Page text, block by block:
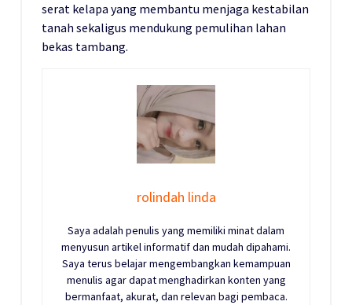
serat kelapa yang membantu menjaga kestabilan
tanah sekaligus mendukung pemulihan lahan
bekas tambang.
rolindah linda
Saya adalah penulis yang memiliki minat dalam
menyusun artikel informatif dan mudah dipahami.
Saya terus belajar mengembangkan kemampuan
menulis agar dapat menghadirkan konten yang
bermanfaat, akurat, dan relevan bagi pembaca.